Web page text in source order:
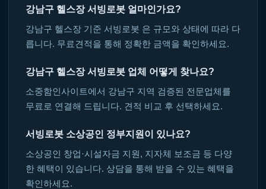
강남구 헬스장 서빙로봇 얼마인가요?
강남구 헬스장 기준 서빙로봇 은 규모와 상태에 따라 다
릅니다. 무료견적을 통해 정확한 금액을 확인하세요.
강남구 헬스장 서빙로봇 업체 어떻게 찾나요?
소중함인사이트에서 강남구 지역 검증된 전문업체를
무료로 연결해 드립니다. 견적 비교 후 선택하세요.
서빙로봇 소상공인 정부지원이 있나요?
소상공인 창업·시설자금 지원, 지자체 보조금 등 다양
한 혜택이 있습니다. 상담을 통해 받을 수 있는 혜택을
확인하세요.